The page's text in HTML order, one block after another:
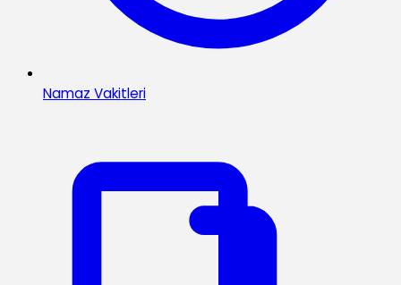
Namaz Vakitleri